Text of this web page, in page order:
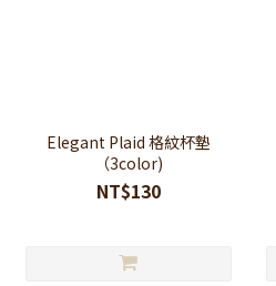
Elegant Plaid 格紋杯墊
（3color)
NT$130